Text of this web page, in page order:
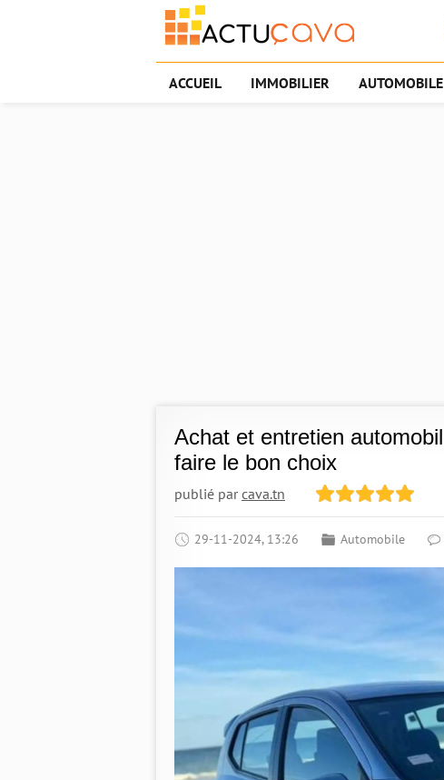
ACCUEIL IMMOBILIER AUTOMOBILE
Achat et entretien
faire le bon choix
publié parcava.tn
29-11-2024, 13:26 Automobile